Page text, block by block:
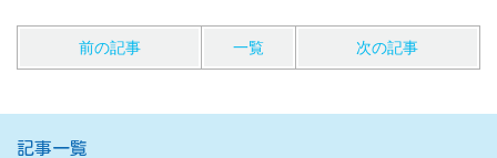
前の記事 一覧 次の記事
記事一覧